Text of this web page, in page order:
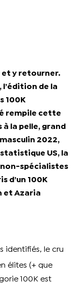
et y retourner.
l’édition de la
100K
rempile cette
à la pelle, grand
2022,
US, la
spécialistes
d’un 100K
et Azaria
identifiés, le cru
élites (+ que
100K est